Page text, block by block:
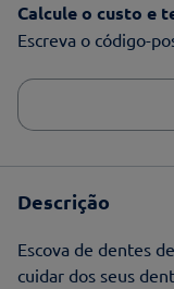
Calcule o custo e
Escreva o código-
Descrição
Escova de dentes
cuidar dos seus